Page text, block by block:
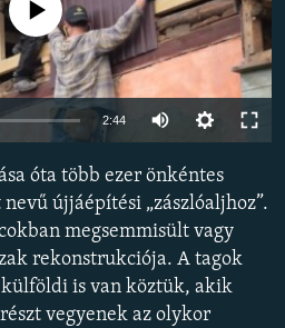
360p
elérhető tartalom
2:44
360p
480p
1080p
óta több ezer önkéntes
újjáépítési „zászlóaljhoz”.
megsemmisült vagy
rekonstrukciója. A tagok
is van köztük, akik
vegyenek az olykor